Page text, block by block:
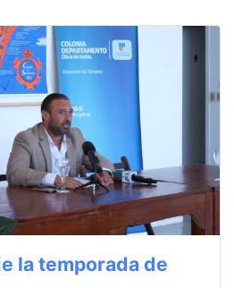
la temporada de